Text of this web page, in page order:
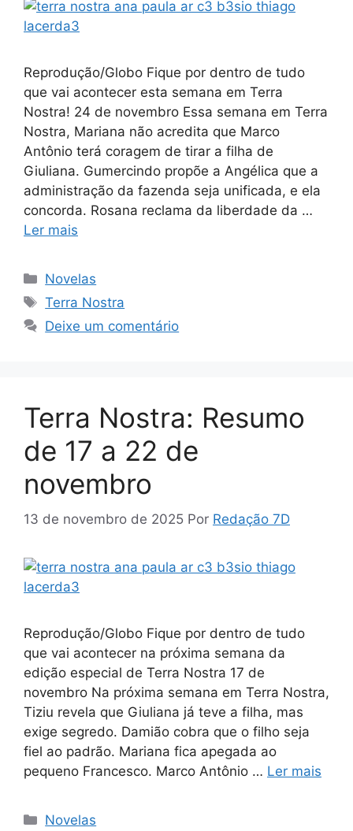
Reprodução/Globo Fique por dentro de tudo
que vai acontecer esta semana em Terra
Nostra! 24 de novembro Essa semana em Terra
Nostra, Mariana não acredita que Marco
Antônio terá coragem de tirar a filha de
Giuliana. Gumercindo propõe a Angélica que a
administração da fazenda seja unificada, e ela
concorda. Rosana reclama da liberdade da …
Ler mais
Categorias
Novelas
Tags
Terra Nostra
Deixe um comentário
Terra Nostra: Resumo
de 17 a 22 de
novembro
13 de novembro de 2025 Por Redação 7D
Reprodução/Globo Fique por dentro de tudo
que vai acontecer na próxima semana da
edição especial de Terra Nostra 17 de
novembro Na próxima semana em Terra Nostra,
Tiziu revela que Giuliana já teve a filha, mas
exige segredo. Damião cobra que o filho seja
fiel ao padrão. Mariana fica apegada ao
pequeno Francesco. Marco Antônio … Ler mais
Categorias
Novelas